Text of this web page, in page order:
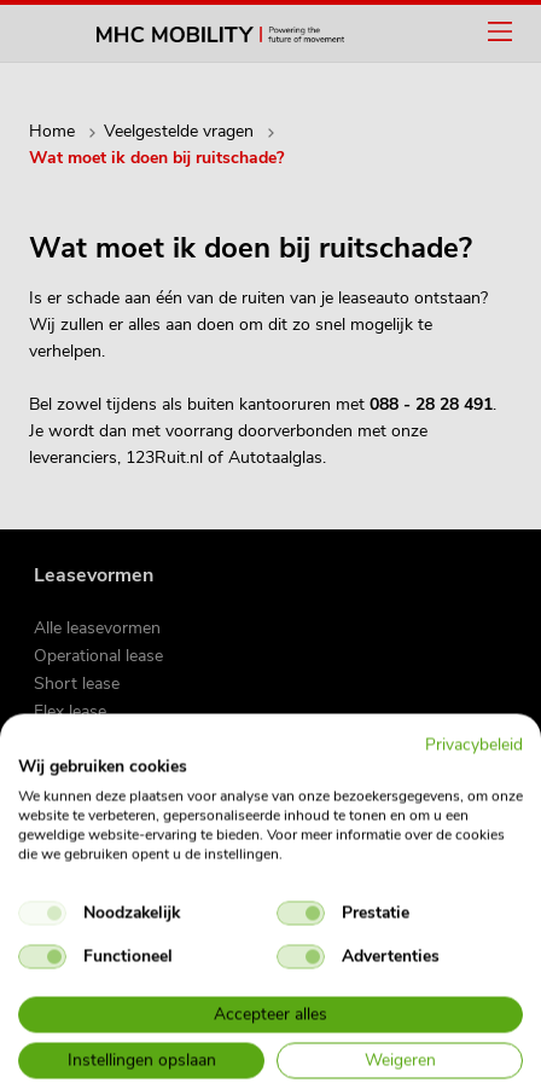
Home
Veelgestelde vragen
Wat moet ik doen bij ruitschade?
Wat moet ik doen bij ruitschade?
Is er schade aan één van de ruiten van je leaseauto ontstaan?
Wij zullen er alles aan doen om dit zo snel mogelijk te
verhelpen.
Bel zowel tijdens als buiten kantooruren met 088 - 28 28 491.
Je wordt dan met voorrang doorverbonden met onze
leveranciers, 123Ruit.nl of Autotaalglas.
Leasevormen
Alle leasevormen
Operational lease
Short lease
Flex lease
Zakelijke lease
Private lease
Occasions
Fietslease
Vraag en antwoord
My Fleet Manager
My Mobility App
Contact
Nieuwsbrief
Privacybeleid
Wij gebruiken cookies
We kunnen deze plaatsen voor analyse van onze bezoekersgegevens, om onze
website te verbeteren, gepersonaliseerde inhoud te tonen en om u een
geweldige website-ervaring te bieden. Voor meer informatie over de cookies
die we gebruiken opent u de instellingen.
Noodzakelijk
Prestatie
Functioneel
Advertenties
Accepteer alles
Instellingen opslaan
Weigeren